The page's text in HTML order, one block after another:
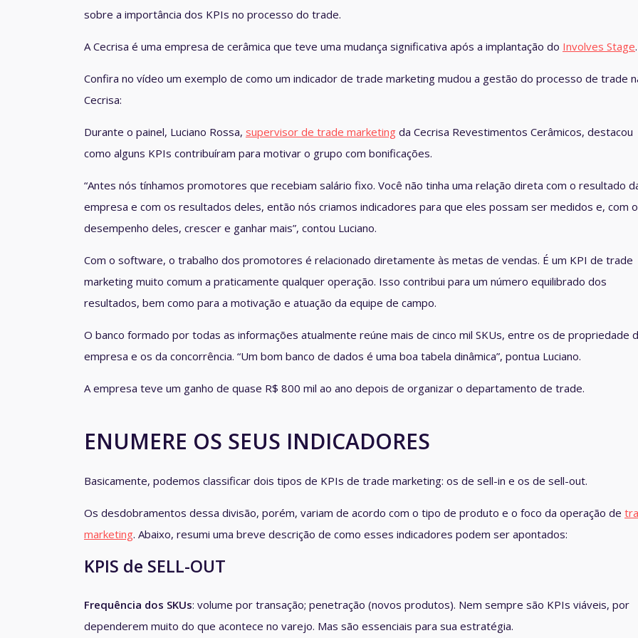
sobre a importância dos KPIs no processo do trade.
A Cecrisa é uma empresa de cerâmica que teve uma mudança significativa após a implantação do Involves Stage.
Confira no vídeo um exemplo de como um indicador de trade marketing mudou a gestão do processo de trade
Cecrisa:
Durante o painel, Luciano Rossa, supervisor de trade marketing da Cecrisa Revestimentos Cerâmicos, destacou
como alguns KPIs contribuíram para motivar o grupo com bonificações.
“Antes nós tínhamos promotores que recebiam salário fixo. Você não tinha uma relação direta com o resultado
empresa e com os resultados deles, então nós criamos indicadores para que eles possam ser medidos e, com o
desempenho deles, crescer e ganhar mais”, contou Luciano.
Com o software, o trabalho dos promotores é relacionado diretamente às metas de vendas. É um KPI de trade
marketing muito comum a praticamente qualquer operação. Isso contribui para um número equilibrado dos
resultados, bem como para a motivação e atuação da equipe de campo.
O banco formado por todas as informações atualmente reúne mais de cinco mil SKUs, entre os de propriedade
empresa e os da concorrência. “Um bom banco de dados é uma boa tabela dinâmica”, pontua Luciano.
A empresa teve um ganho de quase R$ 800 mil ao ano depois de organizar o departamento de trade.
ENUMERE OS SEUS INDICADORES
Basicamente, podemos classificar dois tipos de KPIs de trade marketing: os de sell-in e os de sell-out.
Os desdobramentos dessa divisão, porém, variam de acordo com o tipo de produto e o foco da operação de
marketing. Abaixo, resumi uma breve descrição de como esses indicadores podem ser apontados:
KPIS de SELL-OUT
Frequência dos SKUs: volume por transação; penetração (novos produtos). Nem sempre são KPIs viáveis, por
dependerem muito do que acontece no varejo. Mas são essenciais para sua estratégia.